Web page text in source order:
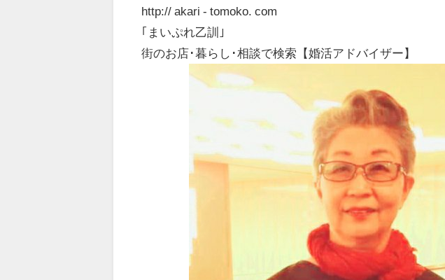
http:// akari ‐ tomoko. com
｢まいぷれ乙訓｣
街のお店･暮らし･相談で検索【婚活アドバイザー】